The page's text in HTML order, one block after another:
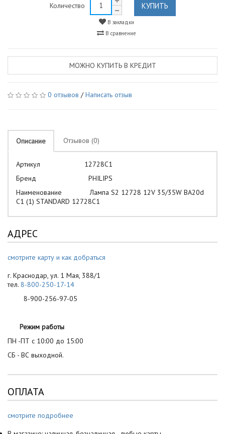
Количество КУПИТЬ
В закладки
В сравнение
МОЖНО КУПИТЬ В КРЕДИТ
0 отзывов /Написать отзыв
Описание Отзывов (0)
Артикул 12728C1
Бренд PHILIPS
Наименование Лампа S2 12728 12V 35/35W BA20d
C1 (1) STANDARD 12728C1
АДРЕС
смотрите карту и как добраться
г. Краснодар, ул. 1 Мая, 388/1
тел. 8-800-250-17-14
8-900-256-97-05
Режим работы
ПН -ПТ с 10:00 до 15:00
СБ - ВС выходной.
ОПЛАТА
смотрите подробнее